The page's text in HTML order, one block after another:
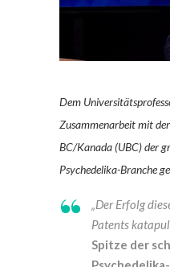
Dem
Zusammenarbeit mit
BC/Kanada (UBC) der
Psychedelika-Branche
„Der Erfolg
Patents
Spitze der